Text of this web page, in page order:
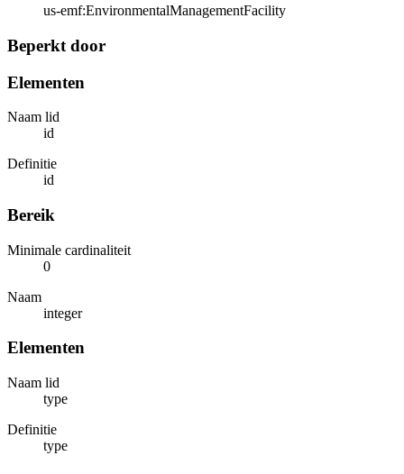
us-emf:EnvironmentalManagementFacility
Beperkt door
Elementen
Naam lid
id
Definitie
id
Bereik
Minimale cardinaliteit
0
Naam
integer
Elementen
Naam lid
type
Definitie
type